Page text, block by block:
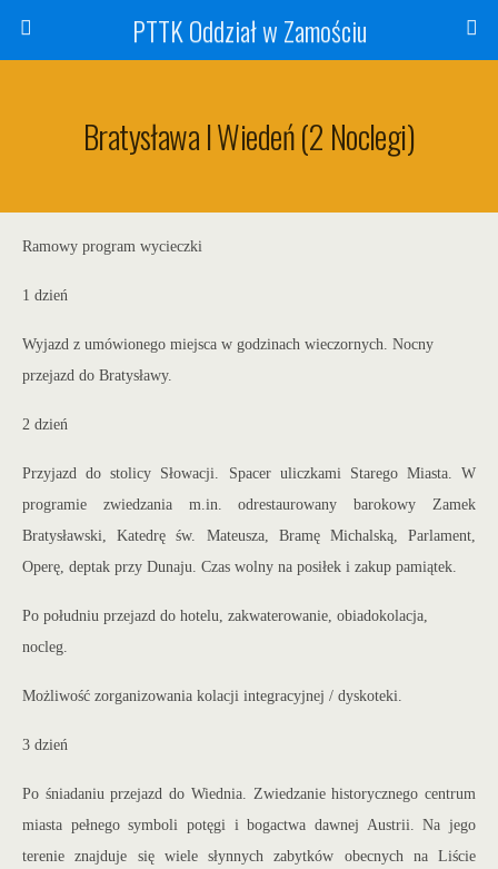
PTTK Oddział w Zamościu
Bratysława I Wiedeń (2 Noclegi)
Ramowy program wycieczki
1 dzień
Wyjazd z umówionego miejsca w godzinach wieczornych. Nocny
przejazd do Bratysławy.
2 dzień
Przyjazd do stolicy Słowacji. Spacer uliczkami Starego Miasta. W
programie zwiedzania m.in. odrestaurowany barokowy Zamek
Bratysławski, Katedrę św. Mateusza, Bramę Michalską, Parlament,
Operę, deptak przy Dunaju. Czas wolny na posiłek i zakup pamiątek.
Po południu przejazd do hotelu, zakwaterowanie, obiadokolacja,
nocleg.
Możliwość zorganizowania kolacji integracyjnej / dyskoteki.
3 dzień
Po śniadaniu przejazd do Wiednia. Zwiedzanie historycznego centrum
miasta pełnego symboli potęgi i bogactwa dawnej Austrii. Na jego
terenie znajduje się wiele słynnych zabytków obecnych na Liście